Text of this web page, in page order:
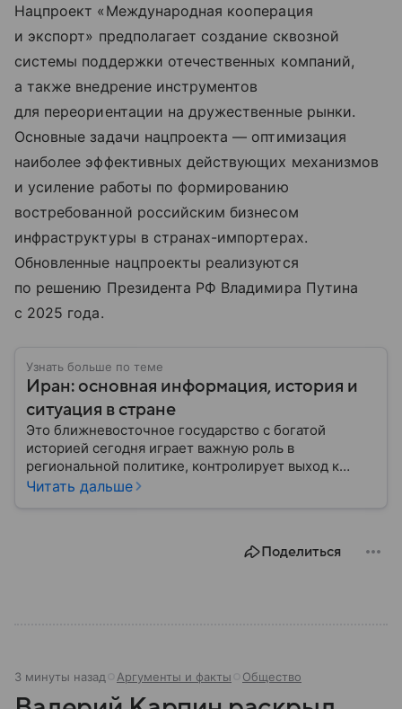
Нацпроект «Международная кооперация
и экспорт» предполагает создание сквозной
системы поддержки отечественных компаний,
а также внедрение инструментов
для переориентации на дружественные рынки.
Основные задачи нацпроекта — оптимизация
наиболее эффективных действующих механизмов
и усиление работы по формированию
востребованной российским бизнесом
инфраструктуры в странах-импортерах.
Обновленные нацпроекты реализуются
по решению Президента РФ Владимира Путина
с 2025 года.
Узнать больше по теме
Иран: основная информация, история и
ситуация в стране
Это ближневосточное государство с богатой
историей сегодня играет важную роль в
региональной политике, контролирует выход к
Персидскому заливу и Ормузскому проливу, а также
Читать дальше
Поделиться
3 минуты назад Аргументы и факты Общество